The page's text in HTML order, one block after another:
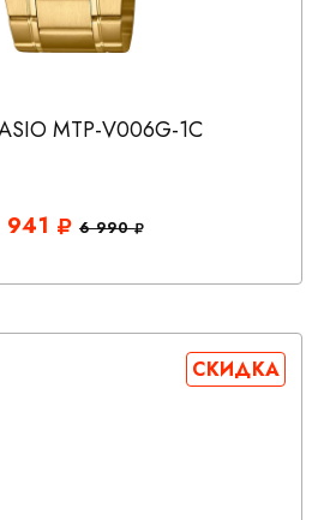
MTP-V006G-1C
941 6 990
СКИДКА